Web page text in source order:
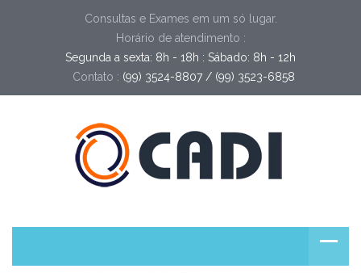
Consultas e Exames em um só lugar.
Horário de atendimento :
Segunda a sexta: 8h - 18h : Sábado: 8h - 12h
Contato : (99) 3524-8807 / (99) 3523-6858